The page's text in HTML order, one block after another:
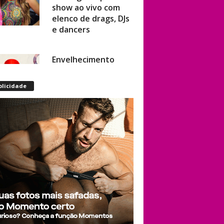
elenco de drags, DJs
e dancers
acelerado: pessoas
real, aponta
relatório
internacional
Gay de 62 anos
relembra quando,
aos 15, foi garoto de
programa por
quatro meses sem
saber: “Idiotice da
minha parte”